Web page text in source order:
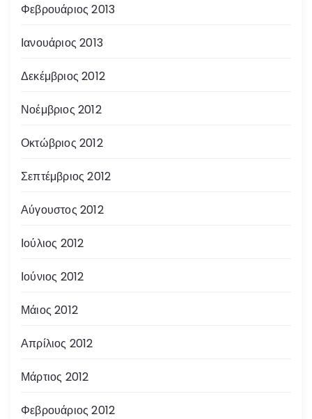
Φεβρουάριος 2013
Ιανουάριος 2013
Δεκέμβριος 2012
Νοέμβριος 2012
Οκτώβριος 2012
Σεπτέμβριος 2012
Αύγουστος 2012
Ιούλιος 2012
Ιούνιος 2012
Μάιος 2012
Απρίλιος 2012
Μάρτιος 2012
Φεβρουάριος 2012